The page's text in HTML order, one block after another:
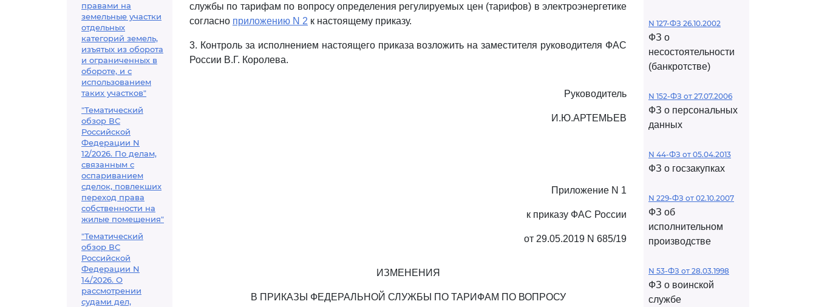
правами на
земельные участки
отдельных
категорий земель,
изъятых из оборота
и ограниченных в
обороте, и с
использованием
таких участков"
"Тематический
обзор ВС
Российской
Федерации N
12/2026. По делам,
связанным с
оспариванием
сделок, повлекших
переход права
собственности на
жилые помещения"
"Тематический
обзор ВС
Российской
Федерации N
14/2026. О
рассмотрении
судами дел,
службы по тарифам по вопросу определения регулируемых цен (тарифов) в электроэнергетике
согласно приложению N 2 к настоящему приказу.
3. Контроль за исполнением настоящего приказа возложить на заместителя руководителя ФАС
России В.Г. Королева.
Руководитель
И.Ю.АРТЕМЬЕВ
Приложение N 1
к приказу ФАС России
от 29.05.2019 N 685/19
ИЗМЕНЕНИЯ
В ПРИКАЗЫ ФЕДЕРАЛЬНОЙ СЛУЖБЫ ПО ТАРИФАМ ПО ВОПРОСУ
N 127-ФЗ 26.10.2002
ФЗ о
несостоятельности
(банкротстве)
N 152-ФЗ от 27.07.2006
ФЗ о персональных
данных
N 44-ФЗ от 05.04.2013
ФЗ о госзакупках
N 229-ФЗ от 02.10.2007
ФЗ об
исполнительном
производстве
N 53-ФЗ от 28.03.1998
ФЗ о воинской
службе